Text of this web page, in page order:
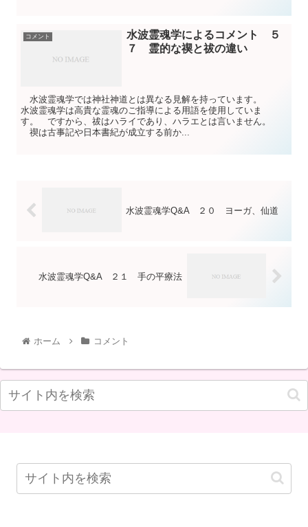
コメント
水波霊魂学によるコメント ５
７ 霊的な禊と祓の違い
水波霊魂学では神社神道とは異なる見解を持っています。
水波霊魂学は高貴な霊魂のご指導による用語を使用していま
す。 ですから、祓はハライであり、ハラエとは言いません。
禊は古事記や日本書紀が成立する前か...
水波霊魂学Q&A ２０ ヨーガ、仙道
水波霊魂学Q&A ２１ 手の平療法
ホーム コメント